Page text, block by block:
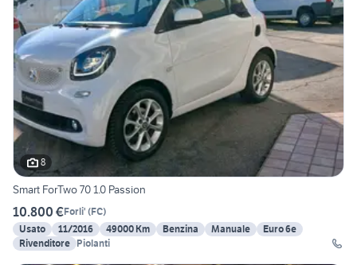
8
Smart ForTwo 70 1.0 Passion
10.800 €Forli' (FC)
Usato
11/2016 49000 Km Benzina Manuale
Euro 6e
Rivenditore Piolanti